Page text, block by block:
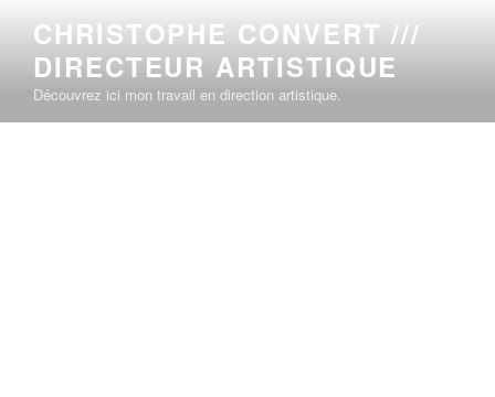
CHRISTOPHE CONVERT ///
DIRECTEUR ARTISTIQUE
Découvrez ici mon travail en direction artistique.